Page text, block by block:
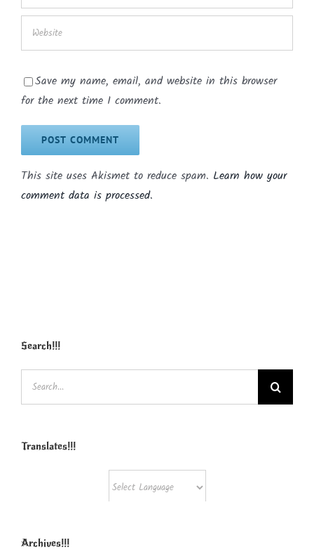
Save my name, email, and website in this browser
for the next time I comment.
This site uses Akismet to reduce spam. Learn how your
comment data is processed.
Search!!!
Search
Translates!!!
Archives!!!